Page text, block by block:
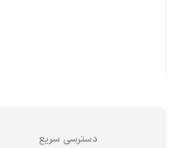
دسترسی سریع